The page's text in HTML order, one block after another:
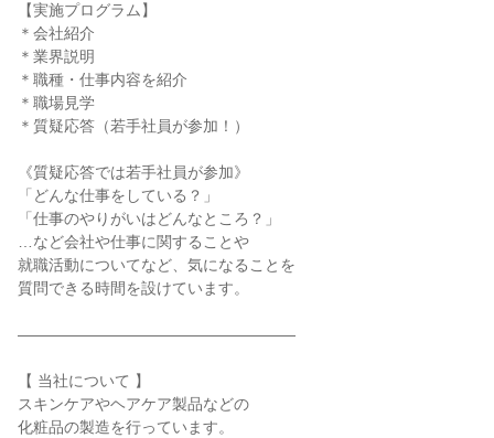
【実施プログラム】
＊会社紹介
＊業界説明
＊職種・仕事内容を紹介
＊職場見学
＊質疑応答（若手社員が参加！）
《質疑応答では若手社員が参加》
「どんな仕事をしている？」
「仕事のやりがいはどんなところ？」
…など会社や仕事に関することや
就職活動についてなど、気になることを
質問できる時間を設けています。
――――――――――――――――――
【 当社について 】
スキンケアやヘアケア製品などの
化粧品の製造を行っています。